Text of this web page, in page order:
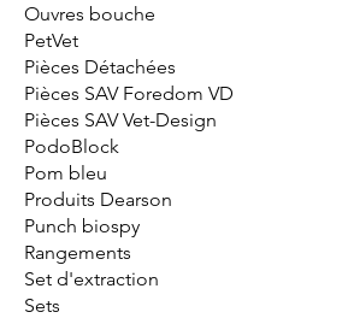
Ouvres bouche
PetVet
Pièces Détachées
Pièces SAV Foredom VD
Pièces SAV Vet-Design
PodoBlock
Pom bleu
Produits Dearson
Punch biospy
Rangements
Set d'extraction
Sets